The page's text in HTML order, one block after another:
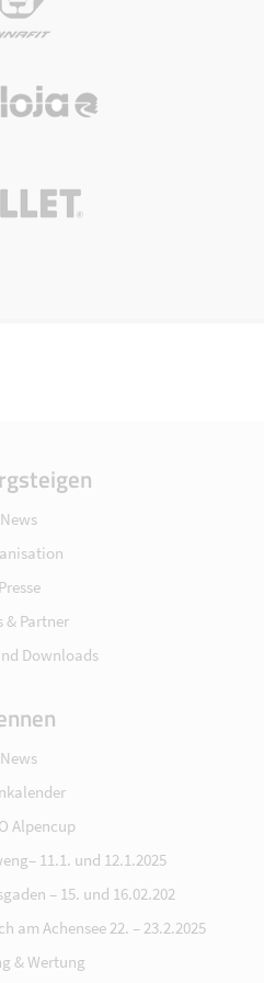
News
Presse
& Partner
Downloads
News
Alpencup
11.1. und 12.1.2025
– 15. und 16.02.202
am Achensee 22. – 23.2.2025
& Wertung